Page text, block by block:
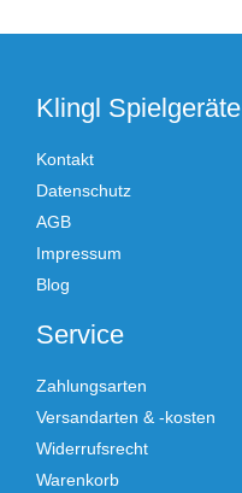
Klingl Spielgeräte
Kontakt
Datenschutz
AGB
Impressum
Blog
Service
Zahlungsarten
Versandarten & -kosten
Widerrufsrecht
Warenkorb